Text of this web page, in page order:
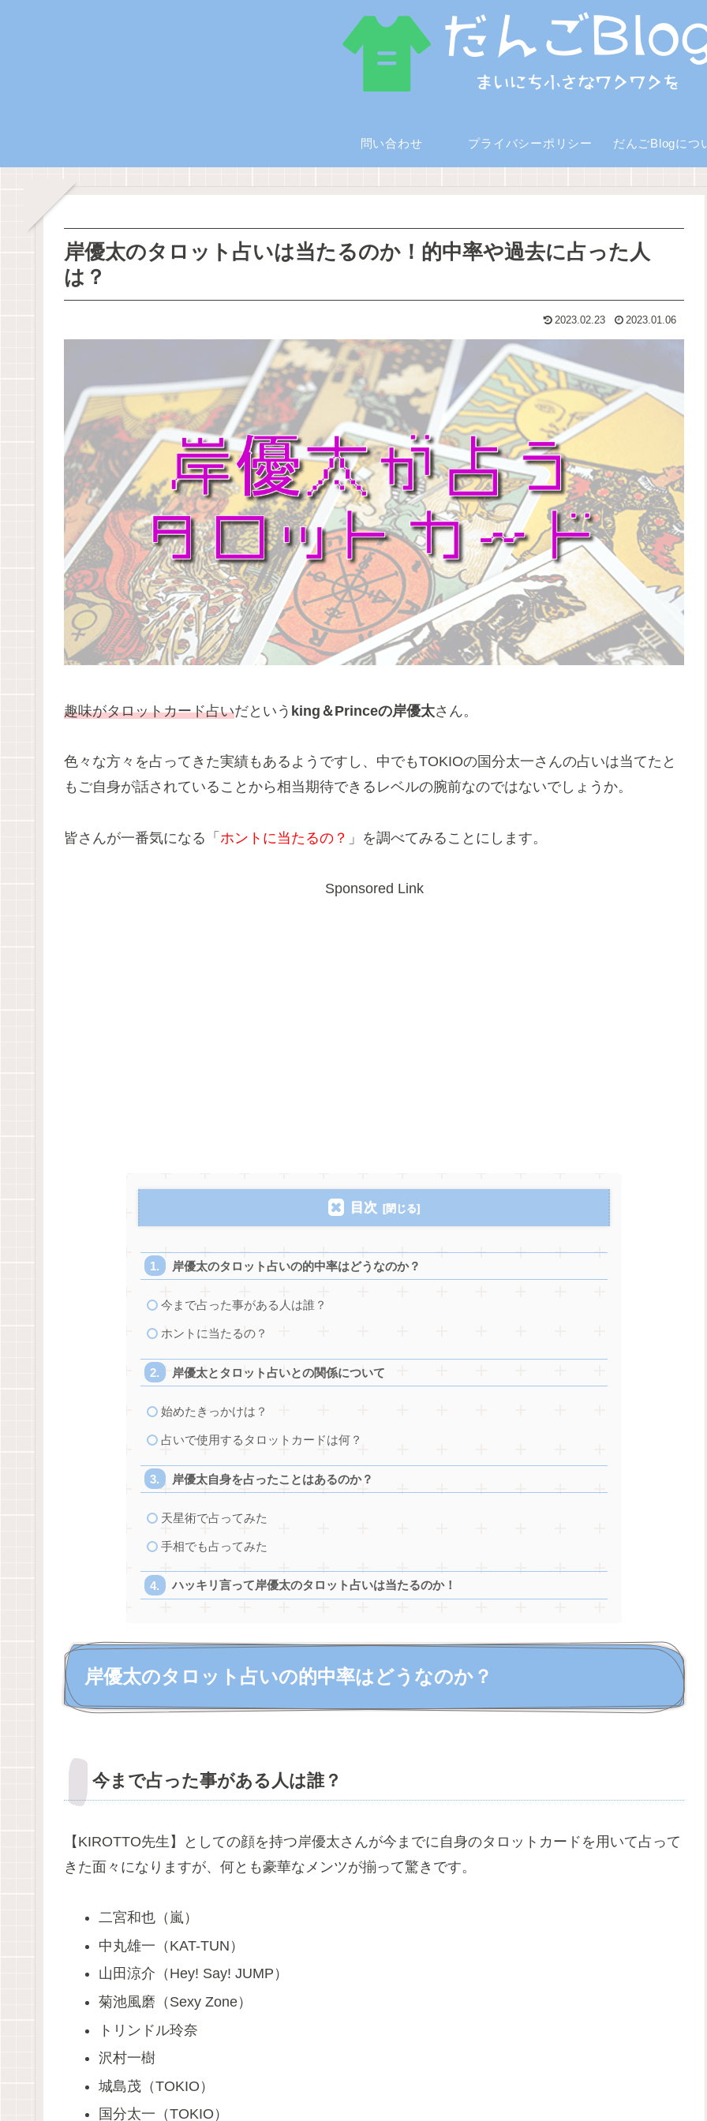
問い合わせ プライバシーポリシー だんごBlogにつ
岸優太のタロット占いは当たるのか！的中率や過去に占った人
は？
2023.02.23 2023.01.06
趣味がタロットカード占いだという king＆Princeの岸優太さん。
色々な方々を占ってきた実績もあるようですし、中でもTOKIOの国分太一さんの占いは当てたと
もご自身が話されていることから相当期待できるレベルの腕前なのではないでしょうか。
皆さんが一番気になる「 ホントに当たるの？ 」を調べてみることにします。
Sponsored Link
目次
岸優太のタロット占いの的中率はどうなのか？
今まで占った事がある人は誰？
ホントに当たるの？
岸優太とタロット占いとの関係について
始めたきっかけは？
占いで使用するタロットカードは何？
岸優太自身を占ったことはあるのか？
天星術で占ってみた
手相でも占ってみた
ハッキリ言って岸優太のタロット占いは当たるのか！
岸優太のタロット占いの的中率はどうなのか？
今まで占った事がある人は誰？
【KIROTTO先生】としての顔を持つ岸優太さんが今までに自身のタロットカードを用いて占って
きた面々になりますが、何とも豪華なメンツが揃って驚きです。
二宮和也（嵐）
中丸雄一（KAT-TUN）
山田涼介（Hey! Say! JUMP）
菊池風磨（Sexy Zone）
トリンドル玲奈
沢村一樹
城島茂（TOKIO）
国分太一（TOKIO）